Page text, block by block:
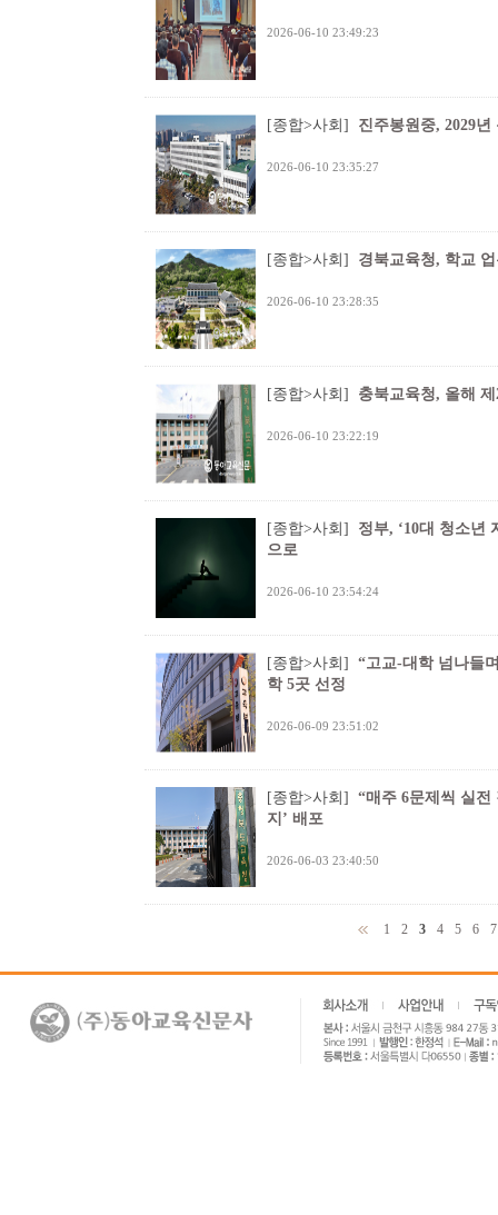
2026-06-10 23:49:23
[종합>사회] 진주봉원중, 2029
2026-06-10 23:35:27
[종합>사회] 경북교육청, 학교
2026-06-10 23:28:35
[종합>사회] 충북교육청, 올해
2026-06-10 23:22:19
[종합>사회]
정부, ‘10대 청소년
으로
2026-06-10 23:54:24
[종합>사회]
“고교-대학 넘나들
학 5곳 선정
2026-06-09 23:51:02
[종합>사회]
“매주 6문제씩 실전
지’ 배포
2026-06-03 23:40:50
1 2 3 4 5 6 7